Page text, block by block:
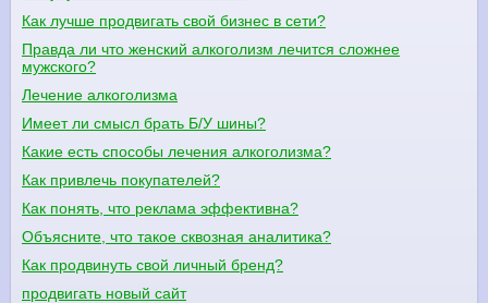
Как лучше продвигать свой бизнес в сети?
Правда ли что женский алкоголизм лечится сложнее
мужского?
Лечение алкоголизма
Имеет ли смысл брать Б/У шины?
Какие есть способы лечения алкоголизма?
Как привлечь покупателей?
Как понять, что реклама эффективна?
Объясните, что такое сквозная аналитика?
Как продвинуть свой личный бренд?
продвигать новый сайт